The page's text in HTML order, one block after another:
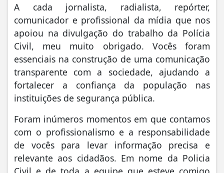
A cada jornalista, radialista, repórter,
comunicador e profissional da mídia que nos
apoiou na divulgação do trabalho da Polícia
Civil, meu muito obrigado. Vocês foram
essenciais na construção de uma comunicação
transparente com a sociedade, ajudando a
fortalecer a confiança da população nas
instituições de segurança pública.
Foram inúmeros momentos em que contamos
com o profissionalismo e a responsabilidade
de vocês para levar informação precisa e
relevante aos cidadãos. Em nome da Policia